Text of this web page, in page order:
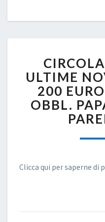
ULTIME
200
OBBL.
Clicca qui per saperne di